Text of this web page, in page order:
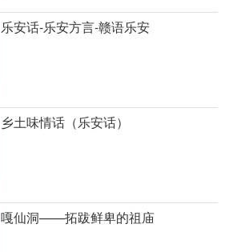
乐安话-乐安方言-赣语乐安
乡土味情话（乐安话）
嘎仙洞——拓跋鲜卑的祖庙